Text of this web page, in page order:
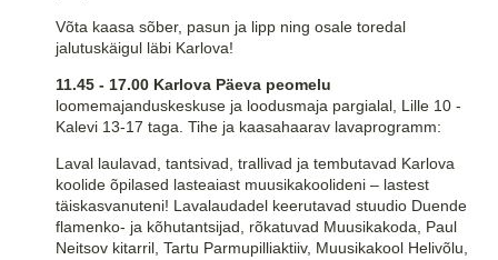
Võta kaasa sõber, pasun ja lipp ning osale toredal
jalutuskäigul läbi Karlova!
11.45 - 17.00 Karlova Päeva peomelu
loomemajanduskeskuse ja loodusmaja pargialal, Lille 10 -
Kalevi 13-17 taga. Tihe ja kaasahaarav lavaprogramm:
Laval laulavad, tantsivad, trallivad ja tembutavad Karlova
koolide õpilased lasteaiast muusikakoolideni – lastest
täiskasvanuteni! Lavalaudadel keerutavad stuudio Duende
flamenko- ja kõhutantsijad, rõkatuvad Muusikakoda, Paul
Neitsov kitarril, Tartu Parmupilliaktiiv, Muusikakool Helivõlu,